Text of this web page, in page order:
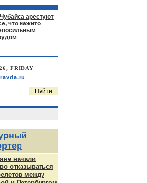
арестуют
что нажито
FRIDAY
начали
отказываться
между